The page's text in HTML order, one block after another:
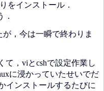
をインストール．
．
，今は一瞬で終わりま
て，viとcshで設定作業し
に浸かっていたせいでだ
インストールするたびに